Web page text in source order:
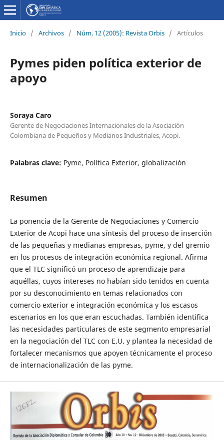
Inicio / Archivos / Núm. 12 (2005): Revista Orbis / Artículos
Pymes piden política exterior de
apoyo
Soraya Caro
Gerente de Negociaciones Internacionales de la Asociación
Colombiana de Pequeños y Medianos Industriales, Acopi.
Palabras clave: Pyme, Política Exterior, globalización
Resumen
La ponencia de la Gerente de Negociaciones y Comercio
Exterior de Acopi hace una síntesis del proceso de inserción
de las pequeñas y medianas empresas, pyme, y del gremio
en los procesos de integración económica regional. Afirma
que el TLC significó un proceso de aprendizaje para
aquéllas, cuyos intereses no habían sido tenidos en cuenta
por su desconocimiento en temas relacionados con
comercio exterior e integración económica y los escasos
escenarios en los que eran escuchadas. También identifica
las necesidades particulares de este segmento empresarial
en la negociación del TLC con E.U. y plantea la necesidad de
fortalecer mecanismos que apoyen técnicamente el proceso
de internacionalización de las pyme.